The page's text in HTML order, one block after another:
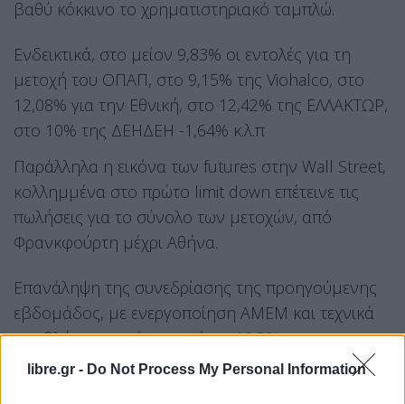
libre.gr - Do Not Process My Personal Information
βαθύ κόκκινο το χρηματιστηριακό ταμπλώ.
Ενδεικτικά, στο μείον 9,83% οι εντολές για τη
μετοχή του ΟΠΑΠ, στο 9,15% της Viohalco, στο
12,08% για την Εθνική, στο 12,42% της ΕΛΛΑΚΤΩΡ,
στο 10% της ΔΕΗΔΕΗ -1,64% κ.λ.π
Παράλληλα η εικόνα των futures στην Wall Street,
κολλημμένα στο πρώτο limit down επέτεινε τις
πωλήσεις για το σύνολο των μετοχών, από
Φρανκφούρτη μέχρι Αθήνα.
Επανάληψη της συνεδρίασης της προηγούμενης
εβδομάδος, με ενεργοποίηση ΑΜΕΜ και τεχνικά
προβλήματα αμέσως από τις 10.30′ .
Μέχρι να “ομαδοποιηθούν” οι εντολές πώλησης